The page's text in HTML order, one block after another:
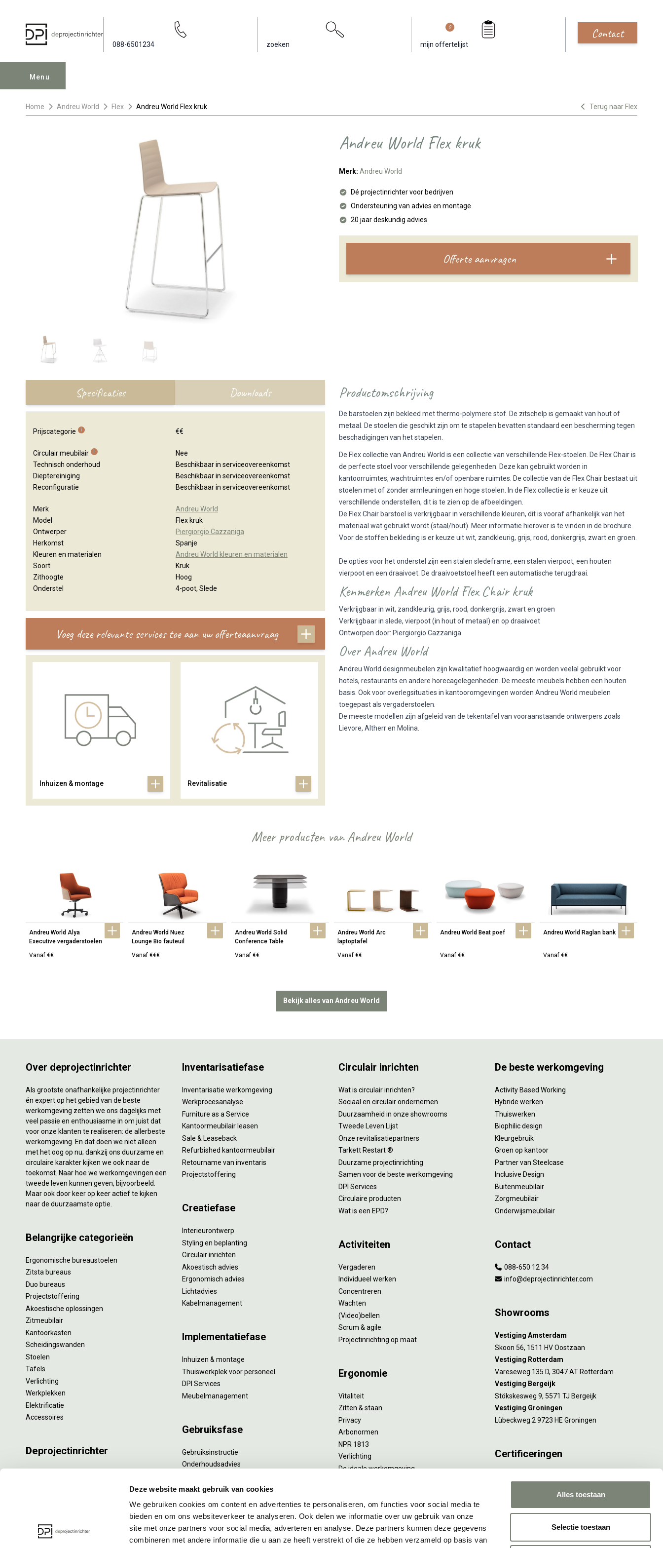
Deze website maakt gebruik van cookies
We gebruiken cookies om content en advertenties te personaliseren, om functies voor social media te
bieden en om ons websiteverkeer te analyseren. Ook delen we informatie over uw gebruik van onze
site met onze partners voor social media, adverteren en analyse. Deze partners kunnen deze gegevens
combineren met andere informatie die u aan ze heeft verstrekt of die ze hebben verzameld op basis van
Alles toestaan
Selectie toestaan
088-6501234 zoeken mijn offertelijst
0 Contact
Menu
Home Andreu World Flex Andreu World Flex kruk Terug naar Flex
Andreu World Flex kruk
Merk: Andreu World
Dé projectinrichter voor bedrijven
Ondersteuning van advies en montage
20 jaar deskundig advies
Offerte aanvragen
Specificaties Downloads
Prijscategorie i €€
Circulair meubilair i
Nee
Technisch onderhoud
Beschikbaar in serviceovereenkomst
Dieptereiniging
Beschikbaar in serviceovereenkomst
Reconfiguratie
Beschikbaar in serviceovereenkomst
Merk
Andreu World
Model
Flex kruk
Ontwerper
Piergiorgio Cazzaniga
Herkomst
Spanje
Kleuren en materialen
Andreu World kleuren en materialen
Soort
Kruk
Zithoogte
Hoog
Onderstel
4-poot, Slede
Voeg deze relevante services toe aan uw offerteaanvraag
Inhuizen & montage Revitalisatie
Productomschrijving
De barstoelen zijn bekleed met thermo-polymere stof. De zitschelp is gemaakt van hout of
metaal. De stoelen die geschikt zijn om te stapelen bevatten standaard een bescherming tegen
beschadigingen van het stapelen.
De Flex collectie van Andreu World is een collectie van verschillende Flex-stoelen. De Flex Chair is
de perfecte stoel voor verschillende gelegenheden. Deze kan gebruikt worden in
kantoorruimtes, wachtruimtes en/of openbare ruimtes. De collectie van de Flex Chair bestaat uit
stoelen met of zonder armleuningen en hoge stoelen. In de Flex collectie is er keuze uit
verschillende onderstellen, dit is te zien op de afbeeldingen.
De Flex Chair barstoel is verkrijgbaar in verschillende kleuren, dit is vooraf afhankelijk van het
materiaal wat gebruikt wordt (staal/hout). Meer informatie hierover is te vinden in de brochure.
Voor de stoffen bekleding is er keuze uit wit, zandkleurig, grijs, rood, donkergrijs, zwart en groen.
De opties voor het onderstel zijn een stalen sledeframe, een stalen vierpoot, een houten
vierpoot en een draaivoet. De draaivoetstoel heeft een automatische terugdraai.
Kenmerken Andreu World Flex Chair kruk
Verkrijgbaar in wit, zandkleurig, grijs, rood, donkergrijs, zwart en groen
Verkrijgbaar in slede, vierpoot (in hout of metaal) en op draaivoet
Ontworpen door: Piergiorgio Cazzaniga
Over Andreu World
Andreu World designmeubelen zijn kwalitatief hoogwaardig en worden veelal gebruikt voor
hotels, restaurants en andere horecagelegenheden. De meeste meubels hebben een houten
basis. Ook voor overlegsituaties in kantooromgevingen worden Andreu World meubelen
toegepast als vergaderstoelen.
De meeste modellen zijn afgeleid van de tekentafel van vooraanstaande ontwerpers zoals
Lievore, Altherr en Molina.
Meer producten van Andreu World
Andreu World Alya
Executive vergaderstoelen
Vanaf €€
Andreu World Nuez
Lounge Bio fauteuil
Vanaf €€€
Andreu World Solid
Conference Table
Vanaf €€
Andreu World Arc
laptoptafel
Vanaf €€
Andreu World Beat poef
Vanaf €€
Andreu World Raglan bank
Vanaf €€
Bekijk alles van Andreu World
Over deprojectinrichter
Als grootste onafhankelijke projectinrichter
én expert op het gebied van de beste
werkomgeving zetten we ons dagelijks met
veel passie en enthousiasme in om juist dat
voor onze klanten te realiseren: de allerbeste
werkomgeving. En dat doen we niet alleen
met het oog op nu; dankzij ons duurzame en
circulaire karakter kijken we ook naar de
toekomst. Naar hoe we werkomgevingen een
tweede leven kunnen geven, bijvoorbeeld.
Maar ook door keer op keer actief te kijken
naar de duurzaamste optie.
Belangrijke categorieën
Ergonomische bureaustoelen
Zitsta bureaus
Duo bureaus
Projectstoffering
Akoestische oplossingen
Zitmeubilair
Kantoorkasten
Scheidingswanden
Stoelen
Tafels
Verlichting
Werkplekken
Elektrificatie
Accessoires
Deprojectinrichter
Inventarisatiefase
Inventarisatie werkomgeving
Werkprocesanalyse
Furniture as a Service
Kantoormeubilair leasen
Sale & Leaseback
Refurbished kantoormeubilair
Retourname van inventaris
Projectstoffering
Creatiefase
Interieurontwerp
Styling en beplanting
Circulair inrichten
Akoestisch advies
Ergonomisch advies
Lichtadvies
Kabelmanagement
Implementatiefase
Inhuizen & montage
Thuiswerkplek voor personeel
DPI Services
Meubelmanagement
Gebruiksfase
Gebruiksinstructie
Onderhoudsadvies
Specialistische reiniging
Refurbishment
Interne verhuizing
Circulair inrichten
Wat is circulair inrichten?
Sociaal en circulair ondernemen
Duurzaamheid in onze showrooms
Tweede Leven Lijst
Onze revitalisatiepartners
Tarkett Restart ®
Duurzame projectinrichting
Samen voor de beste werkomgeving
DPI Services
Circulaire producten
Wat is een EPD?
Activiteiten
Vergaderen
Individueel werken
Concentreren
Wachten
(Video)bellen
Scrum & agile
Projectinrichting op maat
Ergonomie
Vitaliteit
Zitten & staan
Privacy
Arbonormen
NPR 1813
Verlichting
De ideale werkomgeving
De beste werkomgeving
Activity Based Working
Hybride werken
Thuiswerken
Biophilic design
Kleurgebruik
Groen op kantoor
Partner van Steelcase
Inclusive Design
Buitenmeubilair
Zorgmeubilair
Onderwijsmeubilair
Contact
088-650 12 34
info@deprojectinrichter.com
Showrooms
Vestiging Amsterdam
Skoon 56, 1511 HV Oostzaan
Vestiging Rotterdam
Vareseweg 135 D, 3047 AT Rotterdam
Vestiging Bergeijk
Stökskesweg 9, 5571 TJ Bergeijk
Vestiging Groningen
Lübeckweg 2 9723 HE Groningen
Certificeringen
Rotterdam en Culemborg.